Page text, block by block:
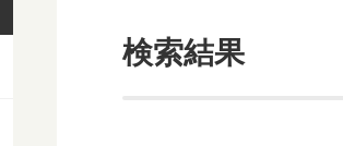
検索結果